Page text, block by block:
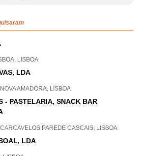
LISBOA
LDA
AMADORA, LISBOA
- PASTELARIA, SNACK BAR
PAREDE CASCAIS, LISBOA
LDA